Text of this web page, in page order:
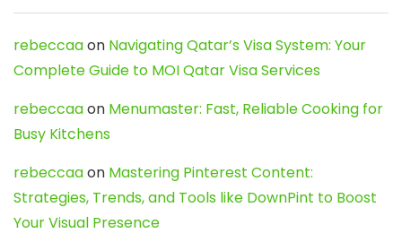
rebeccaaon Navigating Qatar’s Visa System: Your
Complete Guide to MOI Qatar Visa Services
rebeccaaon Menumaster: Fast, Reliable Cooking for
Busy Kitchens
rebeccaaon Mastering Pinterest Content:
Strategies, Trends, and Tools like DownPint to Boost
Your Visual Presence